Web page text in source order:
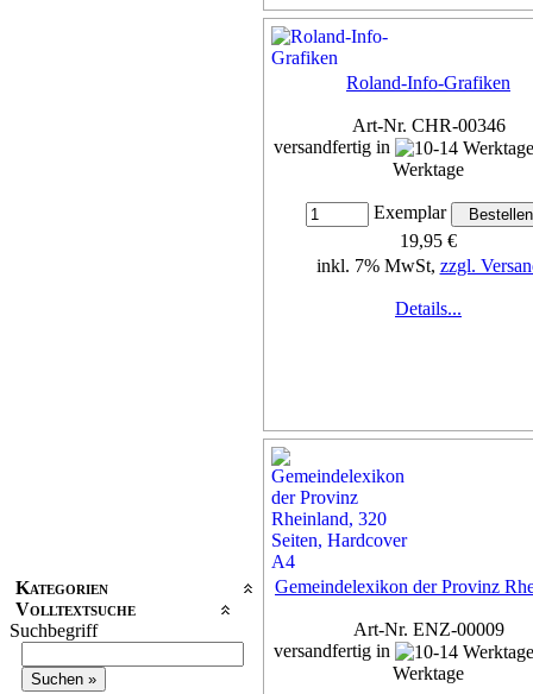
Kategorien
Volltextsuche
Suchbegriff
Roland-Info-Grafiken
Art-Nr. CHR-00346
versandfertig in
Werktage
Exemplar
19,95 €
inkl. 7% MwSt, zzgl.
Details...
Gemeindelexikon der Provinz
Art-Nr. ENZ-00009
versandfertig in
Werktage